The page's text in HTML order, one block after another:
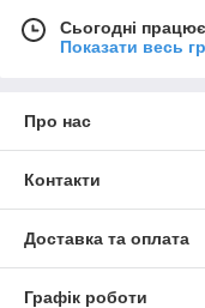
Сьогодні
Показати весь
Про нас
Контакти
Доставка та оплата
Графік роботи